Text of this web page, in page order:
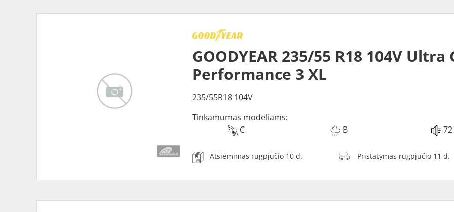
GOODYEAR 235/55 R18 104V Ultra
Performance 3 XL
235/55R18 104V
Tinkamumas modeliams:
C
B 72
Atsiėmimas rugpjūčio 10 d. Pristatymas rugpjūčio 11 d.